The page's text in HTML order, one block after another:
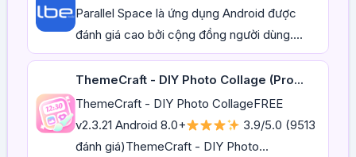
Parallel Space là ứng dụng Android được
đánh giá cao bởi cộng đồng người dùng....
ThemeCraft - DIY Photo Collage (Pro...
ThemeCraft - DIY Photo CollageFREE
v2.3.21 Android 8.0+
3.9/5.0 (9513
đánh giá)ThemeCraft - DIY Photo...